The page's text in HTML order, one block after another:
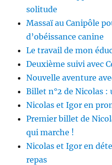
solitude
Massaï au Canipôle
d’obéissance canine
Le travail de mon
Deuxième suivi avec
Nouvelle aventure
Billet n°2 de Nicolas
Nicolas et Igor en
Premier billet de
qui marche !
Nicolas et Igor en
repas